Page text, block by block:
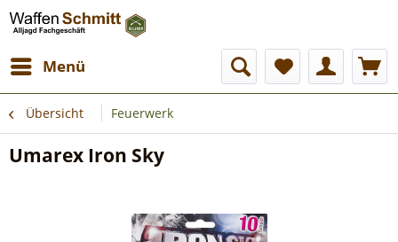
Menü
Übersicht Feuerwerk
Umarex Iron Sky